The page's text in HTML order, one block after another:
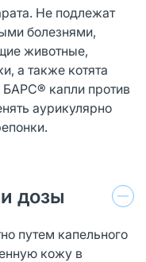
Не подлежат
болезнями,
животные,
а также котята
БАРС® капли против
аурикулярно
дозы
путем капельного
кожу в